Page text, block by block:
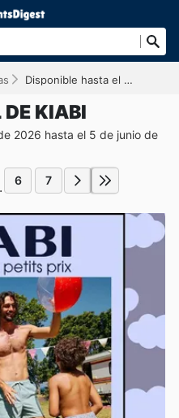
Disponible hasta el 05/06/2026
DE KIABI
2026 hasta el 5 de junio de
6 7